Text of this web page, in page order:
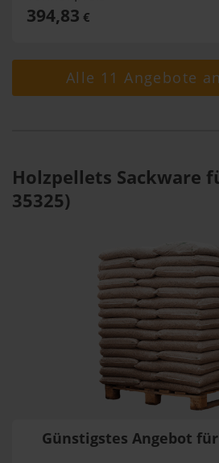
394,83 €
Alle 11 Angebote
Holzpellets Sackware
35325)
Günstigstes Angebot für